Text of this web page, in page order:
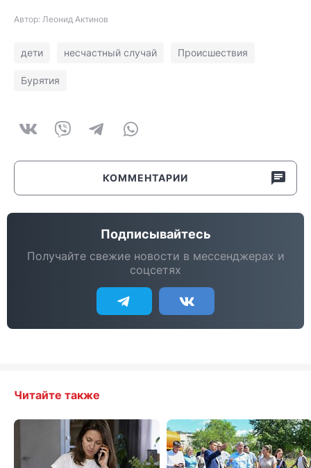
Автор: Леонид Актинов
дети несчастный случай Происшествия
Бурятия
КОММЕНТАРИИ
Подписывайтесь
Получайте свежие новости в мессенджерах и
соцсетях
Читайте также